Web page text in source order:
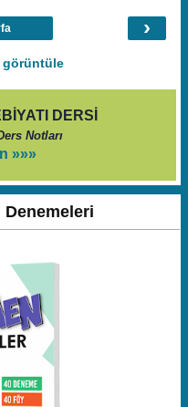
›
görüntüle
DERSİ
Notları
»»»